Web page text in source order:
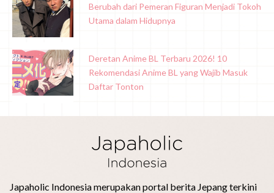
Berubah dari Pemeran Figuran Menjadi Tokoh
Utama dalam Hidupnya
Deretan Anime BL Terbaru 2026! 10
Rekomendasi Anime BL yang Wajib Masuk
Daftar Tonton
Japaholic Indonesia merupakan portal berita Jepang terkini